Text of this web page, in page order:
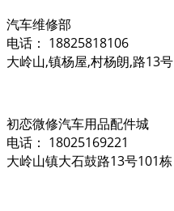
汽车维修部
电话： 18825818106
大岭山,镇杨屋,村杨朗,路13号
初恋微修汽车用品配件城
电话： 18025169221
大岭山镇大石鼓路13号101栋